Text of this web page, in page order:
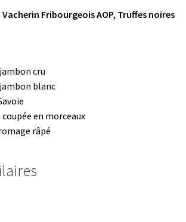
Vacherin Fribourgeois AOP, Truffes noires
cru
blanc
en morceaux
râpé